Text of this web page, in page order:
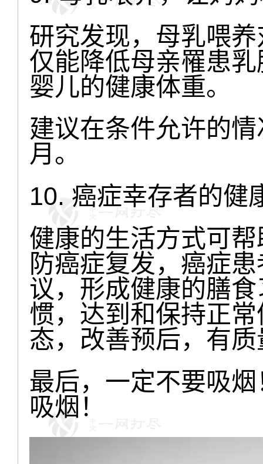
研究发现，母乳喂
仅能降低母亲罹患
婴儿的健康体重。
建议在条件允许的
月。
10. 癌症幸存者的健
健康的生活方式可
防癌症复发，癌症
议，形成健康的膳
惯，达到和保持正
态，改善预后，有
最后，一定不要吸
吸烟！